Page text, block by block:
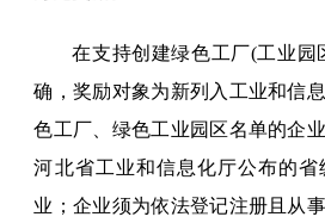
在支持创建绿色工厂(工业园
确，奖励对象为新列入工业和信
色工厂、绿色工业园区名单的企
河北省工业和信息化厅公布的
业；企业须为依法登记注册且从